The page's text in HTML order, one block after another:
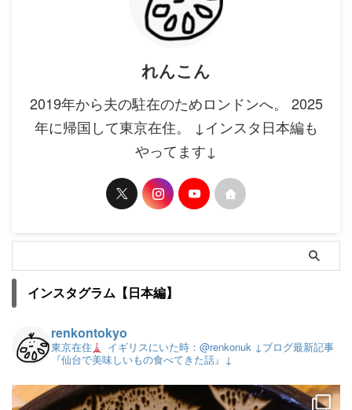
れんこん
2019年から夫の駐在のためロンドンへ。 2025
年に帰国して東京在住。 ↓インスタ日本編も
やってます↓
インスタグラム【日本編】
renkontokyo
東京在住 イギリスにいた時：@renkonuk ↓ブログ最新記事
『仙台で美味しいもの食べてきた話』↓